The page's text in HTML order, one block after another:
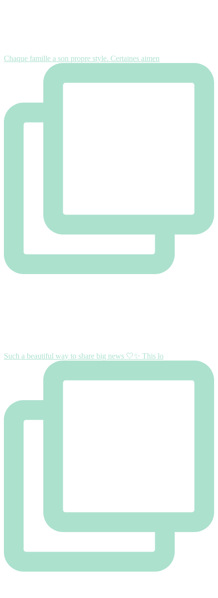
Chaque famille a son propre style. Certaines aimen
Such a beautiful way to share big news 🤍✨ This lo